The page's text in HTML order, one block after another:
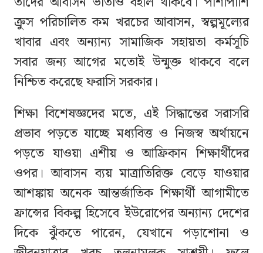
ক্রুস পরিচালিত কম খরচের আবাসন, স্বল্পমূল্যের
খাবার এবং অন্যান্য সামাজিক সহায়তা কর্মসূচি
সবার জন্য আগের মতোই উন্মুক্ত থাকবে বলে
নিশ্চিত করেছে ফরাসি সরকার।
শিক্ষা বিশেষজ্ঞদের মতে, এই সিদ্ধান্তের সরাসরি
প্রভাব পড়তে যাচ্ছে মধ্যবিত্ত ও নিজস্ব অর্থায়নে
পড়তে যাওয়া এশীয় ও আফ্রিকান শিক্ষার্থীদের
ওপর। আবাসন ব্যয় মাত্রাতিরিক্ত বেড়ে যাওয়ার
আশঙ্কায় অনেক আন্তর্জাতিক শিক্ষার্থী আগামীতে
ফ্রান্সের বিকল্প হিসেবে ইউরোপের অন্যান্য দেশের
দিকে ঝুঁকতে পারেন, যেখানে পড়াশোনা ও